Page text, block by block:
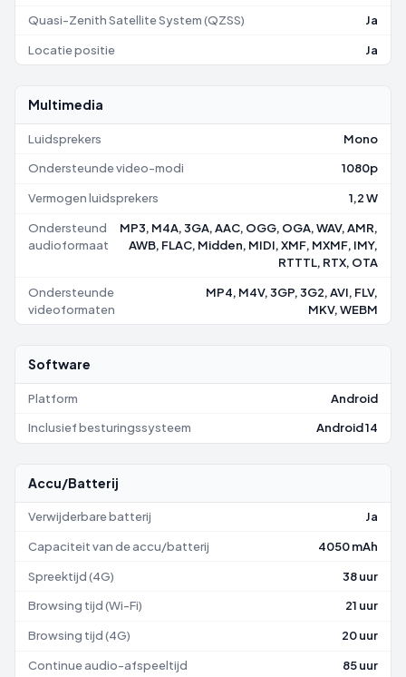
Quasi-Zenith Satellite System (QZSS) Ja
Locatie positie Ja
Multimedia
Luidsprekers Mono
Ondersteunde video-modi 1080p
Vermogen luidsprekers 1,2 W
Ondersteund
audioformaat
MP3, M4A, 3GA, AAC, OGG, OGA, WAV, AMR,
AWB, FLAC, Midden, MIDI, XMF, MXMF, IMY,
RTTTL, RTX, OTA
Ondersteunde
videoformaten
MP4, M4V, 3GP, 3G2, AVI, FLV,
MKV, WEBM
Software
Platform Android
Inclusief besturingssysteem Android 14
Accu/Batterij
Verwijderbare batterij Ja
Capaciteit van de accu/batterij 4050 mAh
Spreektijd (4G) 38 uur
Browsing tijd (Wi-Fi) 21 uur
Browsing tijd (4G) 20 uur
Continue audio-afspeeltijd 85 uur